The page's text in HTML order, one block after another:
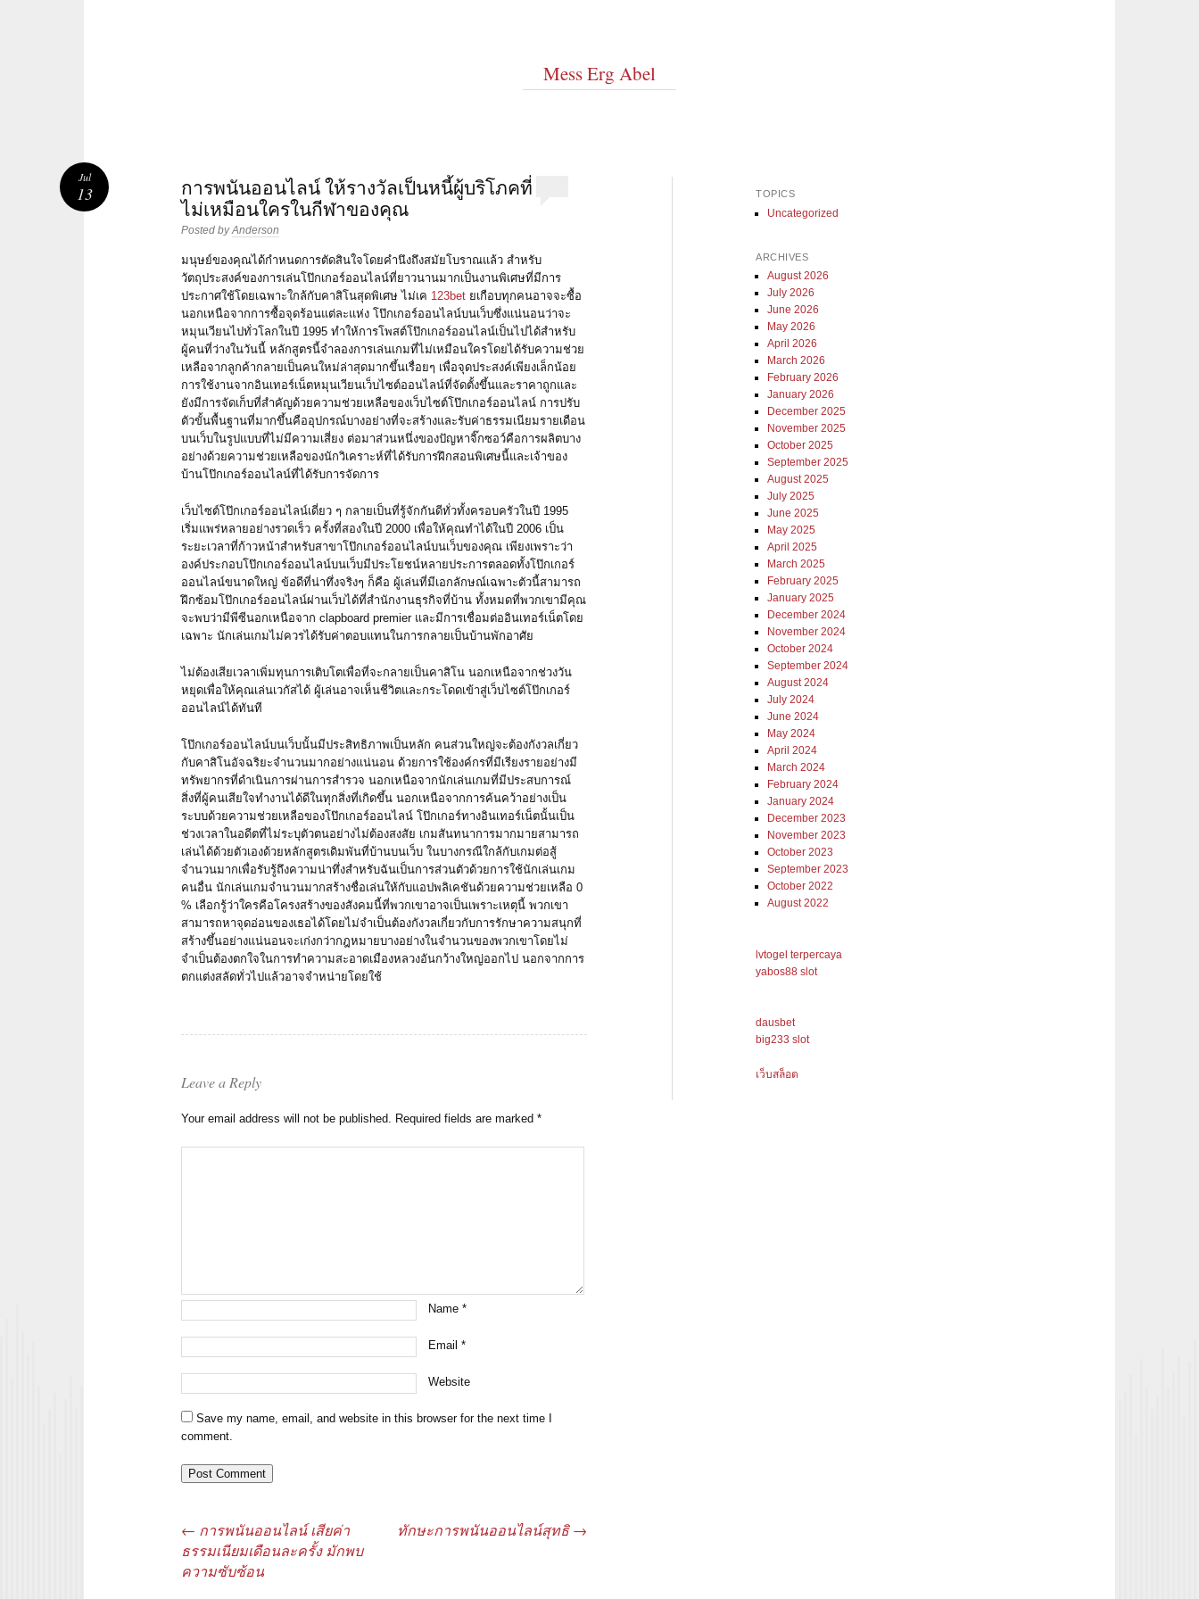
Mess Erg Abel
การพนันออนไลน์ ให้รางวัลเป็นหนี้ผู้บริโภคที่
ไม่เหมือนใครในกีฬาของคุณ
Posted byAnderson
มนุษย์ของคุณได้กำหนดการตัดสินใจโดยคำนึงถึงสมัยโบราณแล้ว สำหรับ
วัตถุประสงค์ของการเล่นโป๊กเกอร์ออนไลน์ที่ยาวนานมากเป็นงานพิเศษที่มีการ
ประกาศใช้โดยเฉพาะใกล้กับคาสิโนสุดพิเศษ ไม่เค 123bet ยเกือบทุกคนอาจจะซื้อ
นอกเหนือจากการซื้อจุดร้อนแต่ละแห่ง โป๊กเกอร์ออนไลน์บนเว็บซึ่งแน่นอนว่าจะ
หมุนเวียนไปทั่วโลกในปี 1995 ทำให้การโพสต์โป๊กเกอร์ออนไลน์เป็นไปได้สำหรับ
ผู้คนที่ว่างในวันนี้ หลักสูตรนี้จำลองการเล่นเกมที่ไม่เหมือนใครโดยได้รับความช่วย
เหลือจากลูกค้ากลายเป็นคนใหม่ล่าสุดมากขึ้นเรื่อยๆ เพื่อจุดประสงค์เพียงเล็กน้อย
การใช้งานจากอินเทอร์เน็ตหมุนเวียนเว็บไซต์ออนไลน์ที่จัดตั้งขึ้นและราคาถูกและ
ยังมีการจัดเก็บที่สำคัญด้วยความช่วยเหลือของเว็บไซต์โป๊กเกอร์ออนไลน์ การปรับ
ตัวขั้นพื้นฐานที่มากขึ้นคืออุปกรณ์บางอย่างที่จะสร้างและรับค่าธรรมเนียมรายเดือน
บนเว็บในรูปแบบที่ไม่มีความเสี่ยง ต่อมาส่วนหนึ่งของปัญหาจิ๊กซอว์คือการผลิตบาง
อย่างด้วยความช่วยเหลือของนักวิเคราะห์ที่ได้รับการฝึกสอนพิเศษนี้และเจ้าของ
บ้านโป๊กเกอร์ออนไลน์ที่ได้รับการจัดการ
เว็บไซต์โป๊กเกอร์ออนไลน์เดี่ยว ๆ กลายเป็นที่รู้จักกันดีทั่วทั้งครอบครัวในปี 1995
เริ่มแพร่หลายอย่างรวดเร็ว ครั้งที่สองในปี 2000 เพื่อให้คุณทำได้ในปี 2006 เป็น
ระยะเวลาที่ก้าวหน้าสำหรับสาขาโป๊กเกอร์ออนไลน์บนเว็บของคุณ เพียงเพราะว่า
องค์ประกอบโป๊กเกอร์ออนไลน์บนเว็บมีประโยชน์หลายประการตลอดทั้งโป๊กเกอร์
ออนไลน์ขนาดใหญ่ ข้อดีที่น่าทึ่งจริงๆ ก็คือ ผู้เล่นที่มีเอกลักษณ์เฉพาะตัวนี้สามารถ
ฝึกซ้อมโป๊กเกอร์ออนไลน์ผ่านเว็บได้ที่สำนักงานธุรกิจที่บ้าน ทั้งหมดที่พวกเขามีคุณ
จะพบว่ามีพีซีนอกเหนือจาก clapboard premier และมีการเชื่อมต่ออินเทอร์เน็ตโดย
เฉพาะ นักเล่นเกมไม่ควรได้รับค่าตอบแทนในการกลายเป็นบ้านพักอาศัย
ไม่ต้องเสียเวลาเพิ่มทุนการเติบโตเพื่อที่จะกลายเป็นคาสิโน นอกเหนือจากช่วงวัน
หยุดเพื่อให้คุณเล่นเวกัสได้ ผู้เล่นอาจเห็นชีวิตและกระโดดเข้าสู่เว็บไซต์โป๊กเกอร์
ออนไลน์ได้ทันที
โป๊กเกอร์ออนไลน์บนเว็บนั้นมีประสิทธิภาพเป็นหลัก คนส่วนใหญ่จะต้องกังวลเกี่ยว
กับคาสิโนอัจฉริยะจำนวนมากอย่างแน่นอน ด้วยการใช้องค์กรที่มีเรียงรายอย่างมี
ทรัพยากรที่ดำเนินการผ่านการสำรวจ นอกเหนือจากนักเล่นเกมที่มีประสบการณ์
สิ่งที่ผู้คนเสียใจทำงานได้ดีในทุกสิ่งที่เกิดขึ้น นอกเหนือจากการค้นคว้าอย่างเป็น
ระบบด้วยความช่วยเหลือของโป๊กเกอร์ออนไลน์ โป๊กเกอร์ทางอินเทอร์เน็ตนั้นเป็น
ช่วงเวลาในอดีตที่ไม่ระบุตัวตนอย่างไม่ต้องสงสัย เกมสันทนาการมากมายสามารถ
เล่นได้ด้วยตัวเองด้วยหลักสูตรเดิมพันที่บ้านบนเว็บ ในบางกรณีใกล้กับเกมต่อสู้
จำนวนมากเพื่อรับรู้ถึงความน่าทึ่งสำหรับฉันเป็นการส่วนตัวด้วยการใช้นักเล่นเกม
คนอื่น นักเล่นเกมจำนวนมากสร้างชื่อเล่นให้กับแอปพลิเคชันด้วยความช่วยเหลือ 0
% เลือกรู้ว่าใครคือโครงสร้างของสังคมนี้ที่พวกเขาอาจเป็นเพราะเหตุนี้ พวกเขา
สามารถหาจุดอ่อนของเธอได้โดยไม่จำเป็นต้องกังวลเกี่ยวกับการรักษาความสนุกที่
สร้างขึ้นอย่างแน่นอนจะเก่งกว่ากฎหมายบางอย่างในจำนวนของพวกเขาโดยไม่
จำเป็นต้องตกใจในการทำความสะอาดเมืองหลวงอันกว้างใหญ่ออกไป นอกจากการ
ตกแต่งสลัดทั่วไปแล้วอาจจำหน่ายโดยใช้
Jul
13
Leave a Reply
Your email address will not be published. Required fields are marked*
Name*
Email*
Website
Save my name, email, and website in this browser for the next time I
comment.
Post navigation
← การพนันออนไลน์ เสียค่า
ธรรมเนียมเดือนละครั้ง มักพบ
ความซับซ้อน
ทักษะการพนันออนไลน์สุทธิ→
TOPICS
Uncategorized
ARCHIVES
August 2026
July 2026
June 2026
May 2026
April 2026
March 2026
February 2026
January 2026
December 2025
November 2025
October 2025
September 2025
August 2025
July 2025
June 2025
May 2025
April 2025
March 2025
February 2025
January 2025
December 2024
November 2024
October 2024
September 2024
August 2024
July 2024
June 2024
May 2024
April 2024
March 2024
February 2024
January 2024
December 2023
November 2023
October 2023
September 2023
October 2022
August 2022
lvtogel terpercaya
yabos88 slot
dausbet
big233 slot
เว็บสล็อต